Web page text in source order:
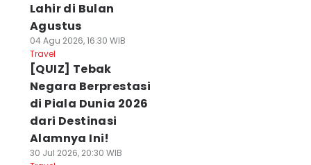
Lahir di Bulan
Agustus
04 Agu 2026, 16:30 WIB
Travel
[QUIZ] Tebak
Negara Berprestasi
di Piala Dunia 2026
dari Destinasi
Alamnya Ini!
30 Jul 2026, 20:30 WIB